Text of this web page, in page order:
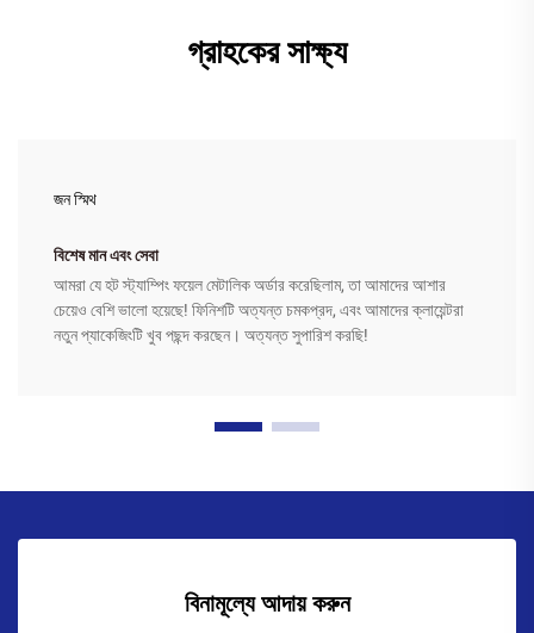
গ্রাহকের সাক্ষ্য
জন স্মিথ
বিশেষ মান এবং সেবা
আমরা যে হট স্ট্যাম্পিং ফয়েল মেটালিক অর্ডার করেছিলাম, তা আমাদের আশার
চেয়েও বেশি ভালো হয়েছে! ফিনিশটি অত্যন্ত চমকপ্রদ, এবং আমাদের ক্লায়েন্টরা
নতুন প্যাকেজিংটি খুব পছন্দ করছেন। অত্যন্ত সুপারিশ করছি!
বিনামূল্যে আদায় করুন